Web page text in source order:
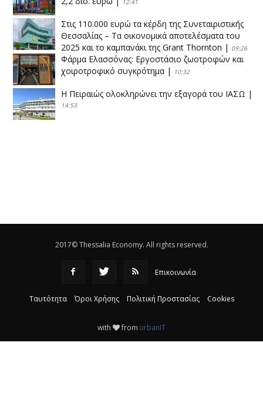
Στις 110.000 ευρώ τα κέρδη της Συνεταιριστικής
Θεσσαλίας – Τα οικονομικά αποτελέσματα του
2025 και το καμπανάκι της Grant Thornton | 09:26
Φάρμα Ελασσόνας: Εργοστάσιο ζωοτροφών και
χοιροτροφικό συγκρότημα | 10:32
Η Πειραιώς ολοκληρώνει την εξαγορά του ΙΑΣΩ |
14:53
2017© Thessalia Economy. All rights reserved.
Επικοινωνία
Ταυτότητα Όροι Χρήσης Πολιτική Προστασίας Cookies
with from urbanIT